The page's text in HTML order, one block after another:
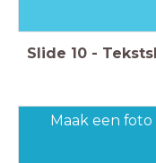
Slide 10 -
Maak een